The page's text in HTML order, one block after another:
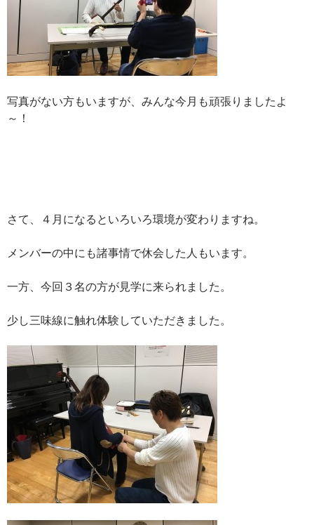
写真がない方もいますが、みんな今月も頑張りましたよ
～！
さて、４月になるといろいろ環境が変わりますね。
メンバーの中にも諸事情で休会した人もいます。
一方、今回３名の方が見学に来られました。
少し三味線に触れ体験していただきました。